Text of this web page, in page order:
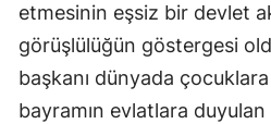
etmesinin eşsiz bir devlet
görüşlülüğün göstergesi
başkanı dünyada
bayramın evlatlara